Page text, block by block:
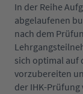
In der Reihe
abgelaufenen
nach dem
sich optimal auf
vorzubereiten
der IHK-